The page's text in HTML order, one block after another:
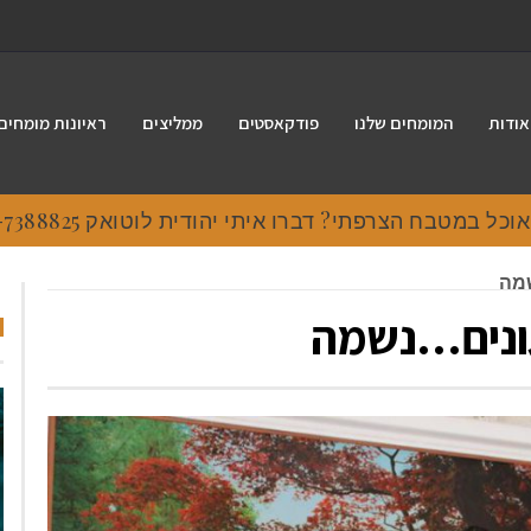
אודות המומחים שלנו פודקאסטים ממליצים ראיונות
במטבח הצרפתי? דברו איתי יהודית לוטואק 054-7388825.